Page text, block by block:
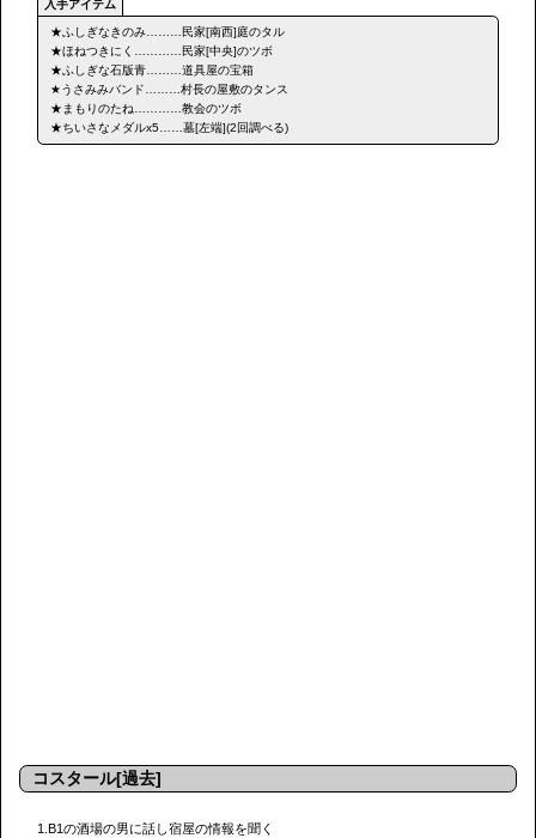
★ふしぎなきのみ………民家[南西]庭のタル
★ほねつきにく…………民家[中央]のツボ
★ふしぎな石版青………道具屋の宝箱
★うさみみバンド………村長の屋敷のタンス
★まもりのたね…………教会のツボ
★ちいさなメダルx5……墓[左端](2回調べる)
コスタール[過去]
1.B1の酒場の男に話し宿屋の情報を聞く